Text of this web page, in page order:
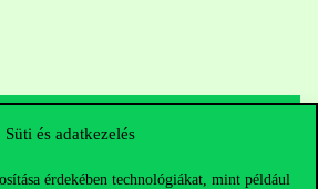
Süti és adatkezelés
érdekében technológiákat, mint például